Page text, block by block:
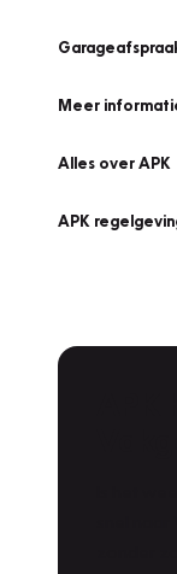
Meer
Alles over APK
APK